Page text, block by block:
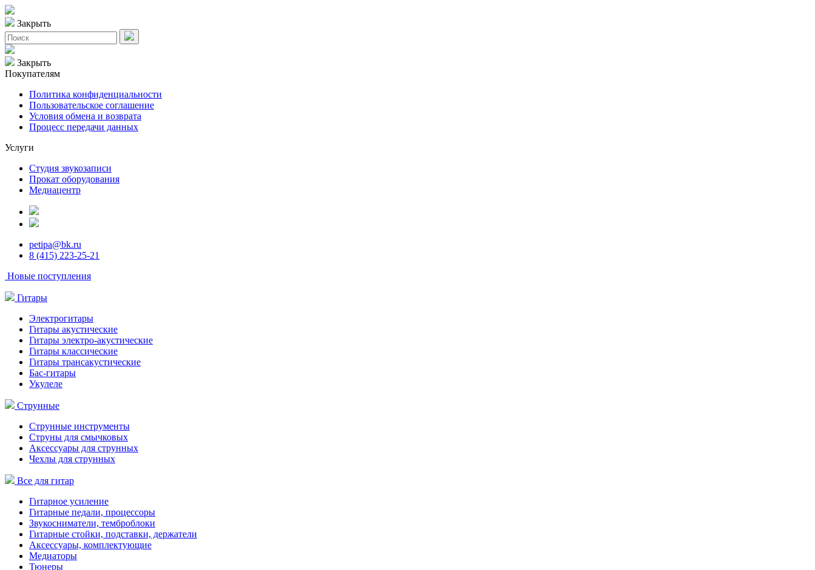
Закрыть
Закрыть
Покупателям
Политика конфиденциальности
Пользовательское соглашение
Условия обмена и возврата
Процесс передачи данных
Услуги
Студия звукозаписи
Прокат оборудования
Медиацентр
petipa@bk.ru
8 (415) 223-25-21
Новые поступления
Гитары
Электрогитары
Гитары акустические
Гитары электро-акустические
Гитары классические
Гитары трансакустические
Бас-гитары
Укулеле
Струнные
Струнные инструменты
Струны для смычковых
Аксессуары для струнных
Чехлы для струнных
Все для гитар
Гитарное усиление
Гитарные педали, процессоры
Звукосниматели, темброблоки
Гитарные стойки, подставки, держатели
Аксессуары, комплектующие
Медиаторы
Тюнеры